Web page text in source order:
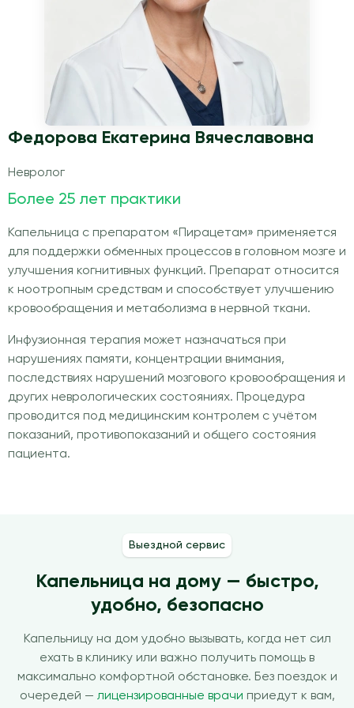
Федорова Екатерина Вячеславовна
Невролог
Более 25 лет практики
Капельница с препаратом «Пирацетам» применяется
для поддержки обменных процессов в головном мозге и
улучшения когнитивных функций. Препарат относится
к ноотропным средствам и способствует улучшению
кровообращения и метаболизма в нервной ткани.
Инфузионная терапия может назначаться при
нарушениях памяти, концентрации внимания,
последствиях нарушений мозгового кровообращения и
других неврологических состояниях. Процедура
проводится под медицинским контролем с учётом
показаний, противопоказаний и общего состояния
пациента.
Выездной сервис
Капельница на дому — быстро,
удобно, безопасно
Капельницу на дом удобно вызывать, когда нет сил
ехать в клинику или важно получить помощь в
максимально комфортной обстановке. Без поездок и
очередей — лицензированные врачи приедут к вам,